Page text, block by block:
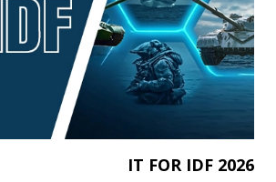
IT FOR IDF 2026